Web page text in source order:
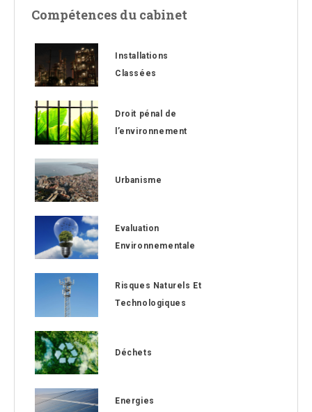
Compétences du cabinet
Installations
Classées
Droit pénal de
l’environnement
Urbanisme
Evaluation
Environnementale
Risques Naturels Et
Technologiques
Déchets
Energies